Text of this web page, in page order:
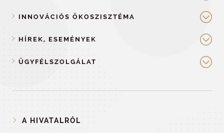
INNOVÁCIÓS ÖKOSZISZTÉMA
HÍREK, ESEMÉNYEK
ÜGYFÉLSZOLGÁLAT
A HIVATALRÓL